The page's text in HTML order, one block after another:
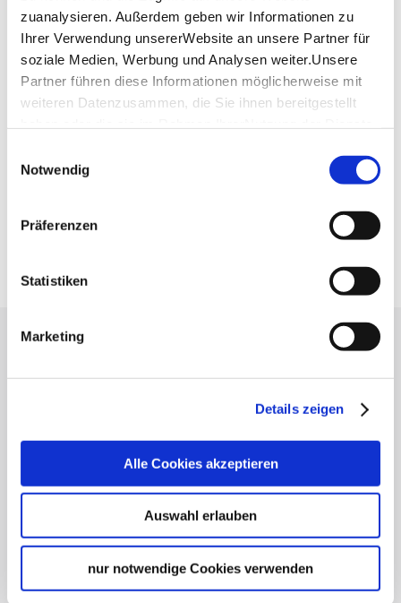
zuanalysieren. Außerdem geben wir Informationen zu
Ihrer Verwendung unsererWebsite an unsere Partner für
soziale Medien, Werbung und Analysen weiter.Unsere
Partner führen diese Informationen möglicherweise mit
weiteren Datenzusammen, die Sie ihnen bereitgestellt
Impressum
Notwendig
Präferenzen
Statistiken
Marketing
Details zeigen
Alle Cookies akzeptieren
Auswahl erlauben
nur notwendige Cookies verwenden
Newsletter
Ja, ich möchte den kostenfreien Newsletter mit
aktuellen Infos, Highlights und Events rund um die
Anti-Robot Verification
Lassen Sie sich inspirieren!
Mit unserem Newsletter bleiben Sie zu Events,
Highlights und aktuellen Angeboten in
Abonnieren
Über uns